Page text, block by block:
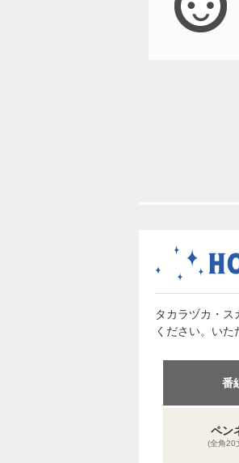
タカラヅカ・
ください。い
番
ペン
(全角20